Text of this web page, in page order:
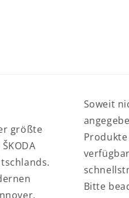
größte
Soweit
Bitte